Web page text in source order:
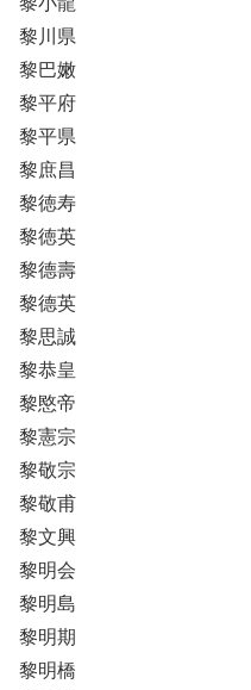
黎川県
黎巴嫩
黎平府
黎平県
黎庶昌
黎徳寿
黎徳英
黎德壽
黎德英
黎思誠
黎恭皇
黎愍帝
黎憲宗
黎敬宗
黎敬甫
黎文興
黎明会
黎明島
黎明期
黎明橋